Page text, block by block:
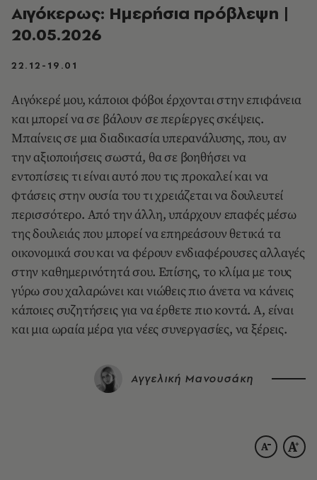
Αιγόκερως: Ημερήσια πρόβλεψη |
20.05.2026
22.12-19.01
Αιγόκερέ μου, κάποιοι φόβοι έρχονται στην επιφάνεια
και μπορεί να σε βάλουν σε περίεργες σκέψεις.
Μπαίνεις σε μια διαδικασία υπερανάλυσης, που, αν
την αξιοποιήσεις σωστά, θα σε βοηθήσει να
εντοπίσεις τι είναι αυτό που τις προκαλεί και να
φτάσεις στην ουσία του τι χρειάζεται να δουλευτεί
περισσότερο. Από την άλλη, υπάρχουν επαφές μέσω
της δουλειάς που μπορεί να επηρεάσουν θετικά τα
οικονομικά σου και να φέρουν ενδιαφέρουσες αλλαγές
στην καθημερινότητά σου. Επίσης, το κλίμα με τους
γύρω σου χαλαρώνει και νιώθεις πιο άνετα να κάνεις
κάποιες συζητήσεις για να έρθετε πιο κοντά. Α, είναι
και μια ωραία μέρα για νέες συνεργασίες, να ξέρεις.
Αγγελική Μανουσάκη